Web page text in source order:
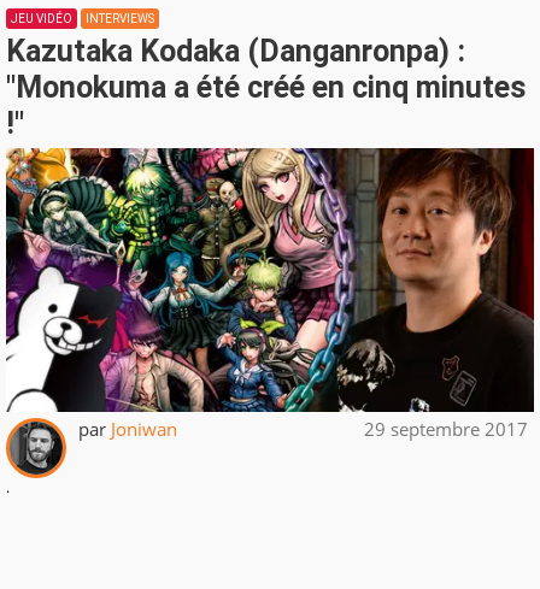
JEU VIDÉO INTERVIEWS
Kazutaka Kodaka (Danganronpa) :
"Monokuma a été créé en cinq minutes
!"
par Joniwan 29 septembre 2017
.